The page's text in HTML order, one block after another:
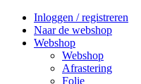
Inloggen / registreren
Naar de webshop
Webshop
Webshop
Afrastering
Folie